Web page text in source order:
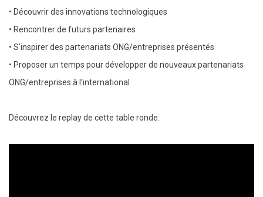
• Découvrir des innovations technologiques
• Rencontrer de futurs partenaires
• S’inspirer des partenariats ONG/entreprises présentés
• Proposer un temps pour développer de nouveaux partenariats
ONG/entreprises à l’international
Découvrez le replay de cette table ronde.